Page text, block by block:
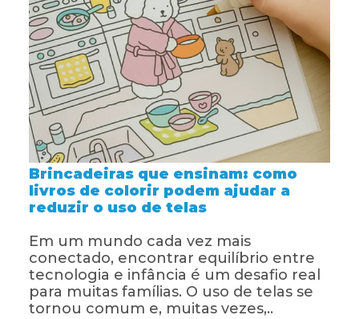
Projetos
Educa Jovem
Transparência
Blog
Brincadeiras que ensinam: como
livros de colorir podem ajudar a
reduzir o uso de telas
Em um mundo cada vez mais
conectado, encontrar equilíbrio entre
tecnologia e infância é um desafio real
para muitas famílias. O uso de telas se
tornou comum e, muitas vezes,..